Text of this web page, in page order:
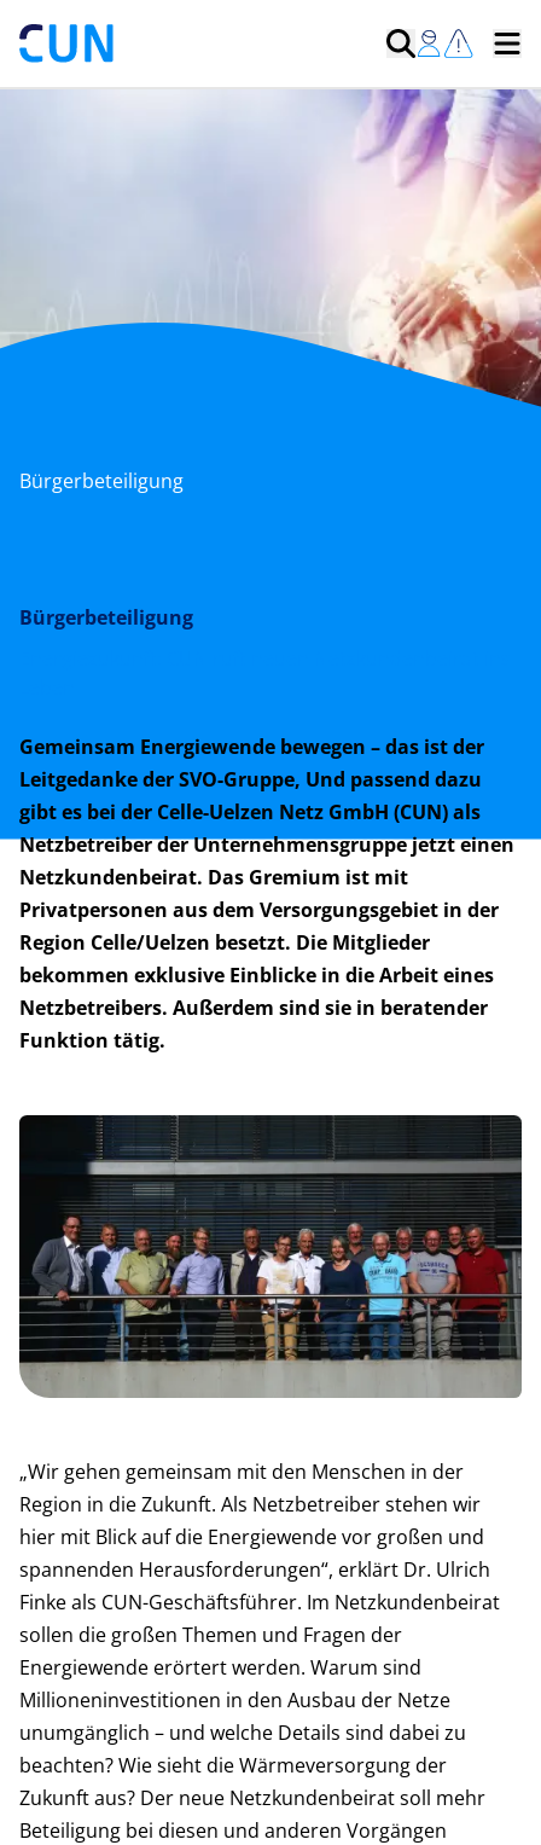
Bürgerbeteiligung
Bürgerbeteiligung
Gemeinsam Energiewende bewegen – das ist der
Leitgedanke der SVO-Gruppe, Und passend dazu
gibt es bei der Celle-Uelzen Netz GmbH (CUN) als
Netzbetreiber der Unternehmensgruppe jetzt einen
Netzkundenbeirat. Das Gremium ist mit
Privatpersonen aus dem Versorgungsgebiet in der
Region Celle/Uelzen besetzt. Die Mitglieder
bekommen exklusive Einblicke in die Arbeit eines
Netzbetreibers. Außerdem sind sie in beratender
Funktion tätig.
„Wir gehen gemeinsam mit den Menschen in der
Region in die Zukunft. Als Netzbetreiber stehen wir
hier mit Blick auf die Energiewende vor großen und
spannenden Herausforderungen“, erklärt Dr. Ulrich
Finke als CUN-Geschäftsführer. Im Netzkundenbeirat
sollen die großen Themen und Fragen der
Energiewende erörtert werden. Warum sind
Millioneninvestitionen in den Ausbau der Netze
unumgänglich – und welche Details sind dabei zu
beachten? Wie sieht die Wärmeversorgung der
Zukunft aus? Der neue Netzkundenbeirat soll mehr
Beteiligung bei diesen und anderen Vorgängen